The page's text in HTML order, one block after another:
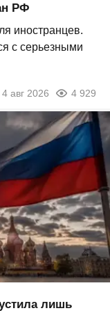
РФ
иностранцев.
с серьезными
4 авг 2026 4 929
лишь